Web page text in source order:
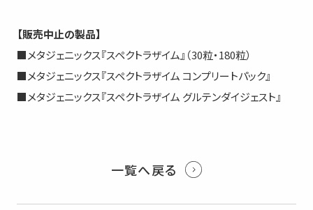
【販売中止の製品】
■メタジェニックス『スペクトラザイム』（30粒・180粒）​
■メタジェニックス『スペクトラザイム コンプリートパック』​
■メタジェニックス『スペクトラザイム グルテンダイジェスト』​
一覧へ戻る